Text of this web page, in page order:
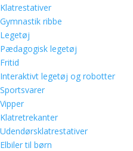
Klatrestativer
Gymnastik ribbe
Legetøj
Pædagogisk legetøj
Fritid
Interaktivt legetøj og robotter
Sportsvarer
Vipper
Klatretrekanter
Udendørsklatrestativer
Elbiler til børn